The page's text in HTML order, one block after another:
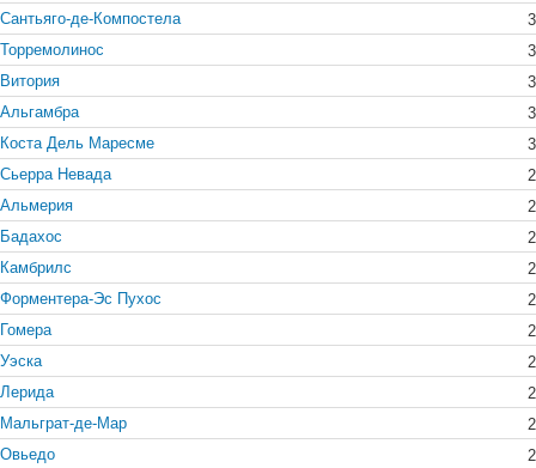
Сантьяго-де-Компостела
3
Торремолинос
3
Витория
3
Альгамбра
3
Коста Дель Маресме
3
Сьерра Невада
2
Альмерия
2
Бадахос
2
Камбрилс
2
Форментера-Эс Пухос
2
Гомера
2
Уэска
2
Лерида
2
Мальграт-де-Мар
2
Овьедо
2